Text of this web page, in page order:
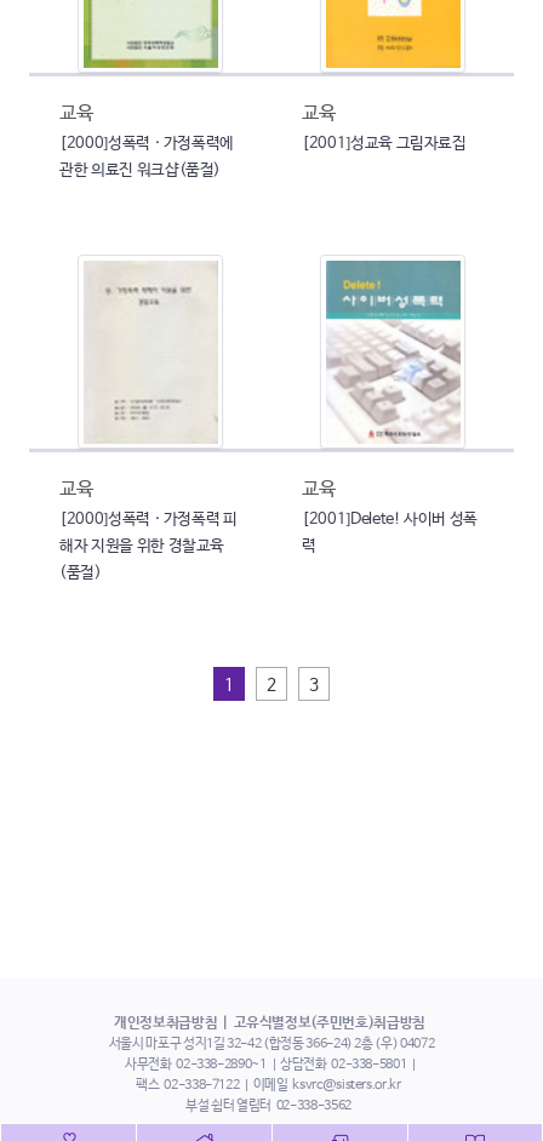
교육
[2000]성폭력 · 가정폭력에
관한 의료진 워크샵(품절)
교육
[2001]성교육 그림자료집
교육
[2000]성폭력 · 가정폭력 피
해자 지원을 위한 경찰교육
(품절)
교육
[2001]Delete! 사이버 성폭
력
1 2 3
개인정보취급방침 고유식별정보(주민번호)취급방침
서울시 마포구 성지1길 32-42 (합정동 366-24) 2층 (우) 04072
사무전화 02-338-2890~1 상담전화 02-338-5801
팩스 02-338-7122 이메일 ksvrc@sisters.or.kr
부설 쉼터 열림터 02-338-3562